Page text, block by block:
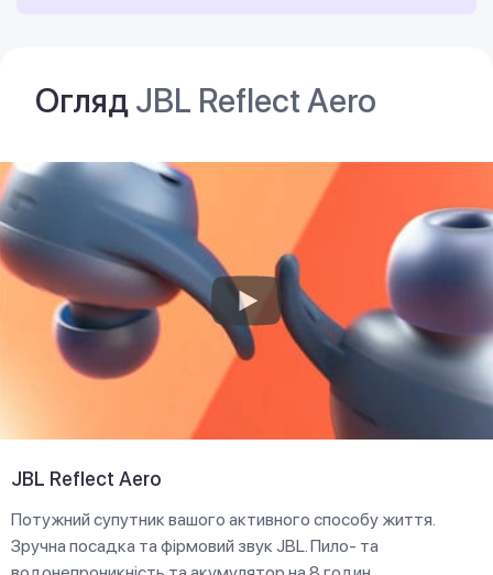
ОглядJBL Reflect Aero
JBL Reflect Aero
Потужний супутник вашого активного способу життя.
Зручна посадка та фірмовий звук JBL. Пило- та